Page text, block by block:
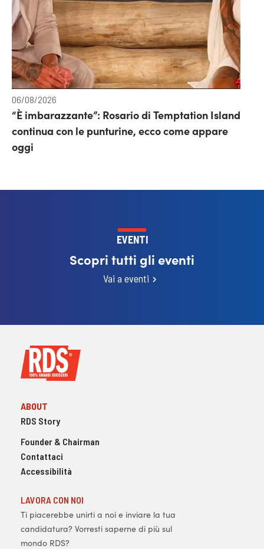
06/08/2026
“È imbarazzante”: Rosario di Temptation Island
continua con le punturine, ecco come appare
oggi
EVENTI
Scopri tutti gli eventi
Vai a eventi
ABOUT
RDS Story
Founder & Chairman
Contattaci
Accessibilità
LAVORA CON NOI
Ti piacerebbe unirti a noi e inviare la tua
candidatura? Vorresti saperne di più sul
mondo RDS?